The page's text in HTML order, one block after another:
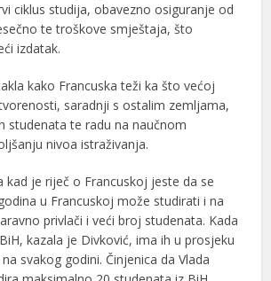
ciklus studija, obavezno osiguranje od
te troškove smještaja, što
izdatak.
kako Francuska teži ka što većoj
saradnji s ostalim zemljama,
studenata te radu na naučnom
nivoa istraživanja.
kad je riječ o Francuskoj jeste da se
u Francuskoj može studirati i na
privlači i veći broj studenata. Kada
kazala je Divković, ima ih u prosjeku
svakog godini. Činjenica da Vlada